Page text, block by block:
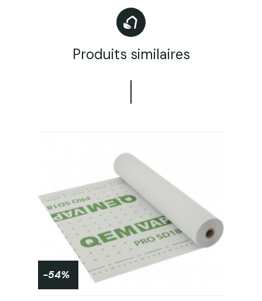
Produits similaires
-54%